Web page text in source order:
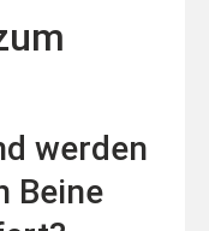
werden
Beine